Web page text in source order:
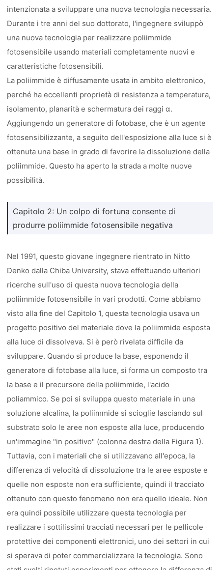
intenzionata a sviluppare una nuova tecnologia necessaria.
Durante i tre anni del suo dottorato, l'ingegnere sviluppò
una nuova tecnologia per realizzare poliimmide
fotosensibile usando materiali completamente nuovi e
caratteristiche fotosensibili.
La poliimmide è diffusamente usata in ambito elettronico,
perché ha eccellenti proprietà di resistenza a temperatura,
isolamento, planarità e schermatura dei raggi α.
Aggiungendo un generatore di fotobase, che è un agente
fotosensibilizzante, a seguito dell'esposizione alla luce si è
ottenuta una base in grado di favorire la dissoluzione della
poliimmide. Questo ha aperto la strada a molte nuove
possibilità.
Capitolo 2: Un colpo di fortuna consente di
produrre poliimmide fotosensibile negativa
Nel 1991, questo giovane ingegnere rientrato in Nitto
Denko dalla Chiba University, stava effettuando ulteriori
ricerche sull'uso di questa nuova tecnologia della
poliimmide fotosensibile in vari prodotti. Come abbiamo
visto alla fine del Capitolo 1, questa tecnologia usava un
progetto positivo del materiale dove la poliimmide esposta
alla luce di dissolveva. Si è però rivelata difficile da
sviluppare. Quando si produce la base, esponendo il
generatore di fotobase alla luce, si forma un composto tra
la base e il precursore della poliimmide, l'acido
poliammico. Se poi si sviluppa questo materiale in una
soluzione alcalina, la poliimmide si scioglie lasciando sul
substrato solo le aree non esposte alla luce, producendo
un'immagine "in positivo" (colonna destra della Figura 1).
Tuttavia, con i materiali che si utilizzavano all'epoca, la
differenza di velocità di dissoluzione tra le aree esposte e
quelle non esposte non era sufficiente, quindi il tracciato
ottenuto con questo fenomeno non era quello ideale. Non
era quindi possibile utilizzare questa tecnologia per
realizzare i sottilissimi tracciati necessari per le pellicole
protettive dei componenti elettronici, uno dei settori in cui
si sperava di poter commercializzare la tecnologia. Sono